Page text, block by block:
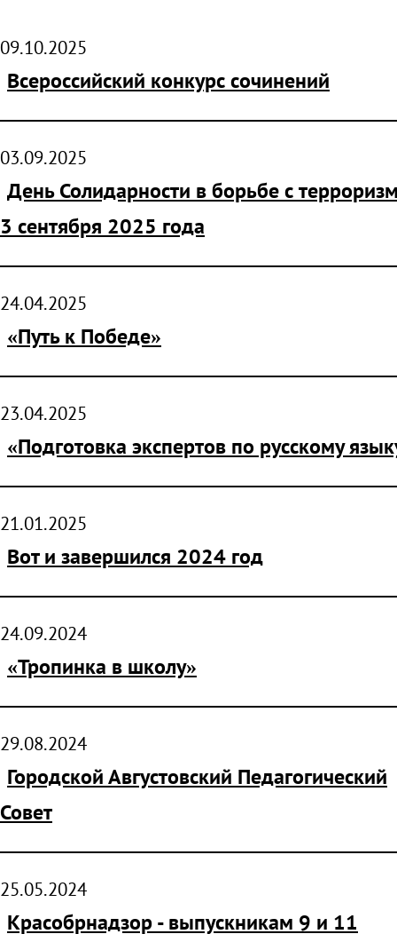
09.10.2025
Всероссийский конкурс сочинений
03.09.2025
День Солидарности в борьбе с
3 сентября 2025 года
24.04.2025
«Путь к Победе»
23.04.2025
«Подготовка экспертов по русскому
21.01.2025
Вот и завершился 2024 год
24.09.2024
«Тропинка в школу»
29.08.2024
Городской Августовский Педагогический
Совет
25.05.2024
Красобрнадзор - выпускникам 9 и 11